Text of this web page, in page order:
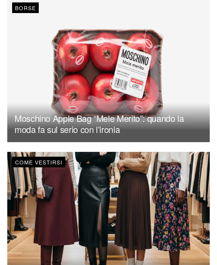
BORSE
Moschino Apple Bag “Mele Merito”: quando la
moda fa sul serio con l’ironia
COME VESTIRSI